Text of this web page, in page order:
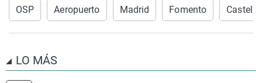
OSP Aeropuerto Madrid Fomento
LO MÁS